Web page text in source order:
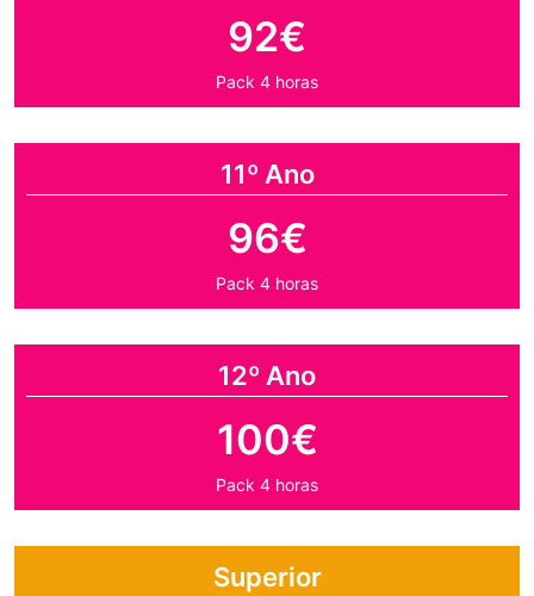
92€
Pack 4 horas
11º Ano
96€
Pack 4 horas
12º Ano
100€
Pack 4 horas
Superior